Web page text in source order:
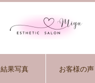
結果写真 お客様の声